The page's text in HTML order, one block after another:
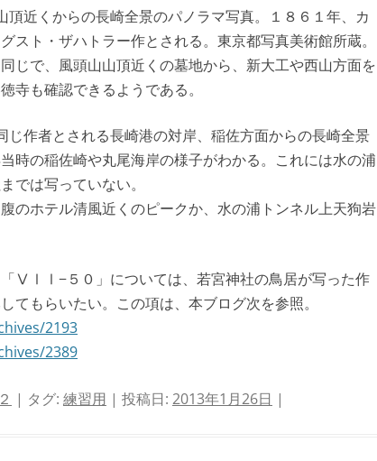
近くからの長崎全景のパノラマ写真。１８６１年、カ
スト・ザハトラー作とされる。東京都写真美術館所蔵。
じで、風頭山山頂近くの墓地から、新大工や西山方面を
寺も確認できるようである。
作者とされる長崎港の対岸、稲佐方面からの長崎全景
時の稲佐崎や丸尾海岸の様子がわかる。これには水の浦
では写っていない。
のホテル清風近くのピークか、水の浦トンネル上天狗岩
ⅤⅠⅠ−５０」については、若宮神社の鳥居が写った作
てもらいたい。この項は、本ブログ次を参照。
2193
2389
| タグ: 練習用 | 投稿日: 2013年1月26日 |